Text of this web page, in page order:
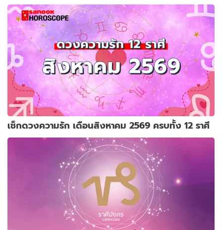
เช็กดวงความรัก เดือนสิงหาคม 2569 ครบทั้ง 12 ราศี